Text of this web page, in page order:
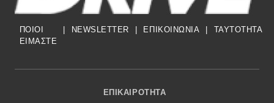
ΠΟΙΟΙ
ΕΙΜΑΣΤΕ
NEWSLETTER ΕΠΙΚΟΙΝΩΝΙΑ TAYTOTHTA
Footer Menu
ΕΠΙΚΑΙΡΌΤΗΤΑ